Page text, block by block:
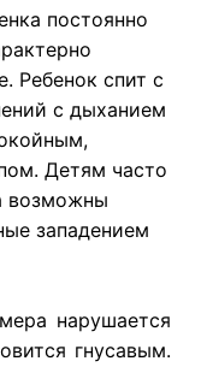
постоянно
Ребенок спит с
с дыханием
Детям часто
возможны
западением
нарушается
гнусавым.